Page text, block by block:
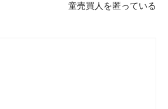
童売買人を匿っている